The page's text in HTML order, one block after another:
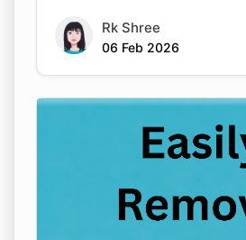
Rk Shree
06 Feb 2026